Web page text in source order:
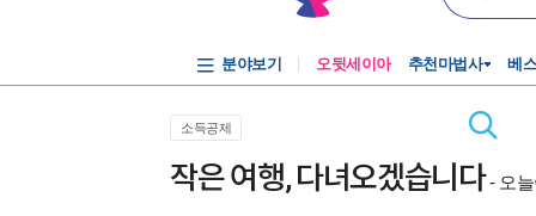
분야보기 오뒷세이아 추천마법사 베
소득공제
작은 여행, 다녀오겠습니다- 오